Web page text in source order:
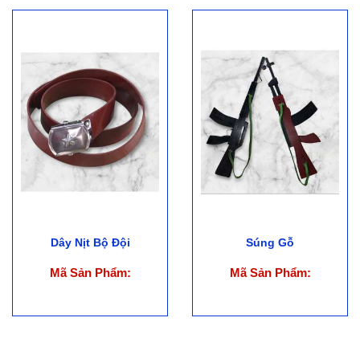
Dây Nịt Bộ Đội
Mã Sản Phẩm:
Súng Gỗ
Mã Sản Phẩm: